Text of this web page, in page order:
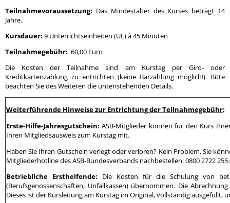
Teilnahmevoraussetzung: Das Mindestalter des Kurses beträgt 14
Jahre.
Kursdauer: 9 Unterrichtseinheiten (UE) à 45 Minuten
Teilnahmegebühr: 60,00 Euro
Die Kosten der Teilnahme sind am Kurstag per Giro- oder
Kreditkartenzahlung zu entrichten (keine Barzahlung möglich!). Bitte
beachten Sie des Weiteren die untenstehenden Details.
Weiterführende Hinweise zur Entrichtung der Teilnahmegebühr:
Erste-Hilfe-Jahresgutschein:ASB-Mitglieder können für den Kurs
Ihren Mitgliedsausweis zum Kurstag mit.
Haben Sie Ihren Gutschein verlegt oder verloren? Kein Problem. Sie
Mitgliederhotline des ASB-Bundesverbands nachbestellen: 0800 2722
Betriebliche Ersthelfende: Die Kosten für die Schulung von
(Berufsgenossenschaften, Unfallkassen) übernommen. Die
Dieses ist der Kursleitung am Kurstag im Original, vollständig